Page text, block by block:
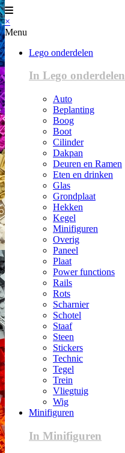
×
Menu
Lego onderdelen
In Lego onderdelen
Auto
Beplanting
Boog
Boot
Cilinder
Dakpan
Deuren en Ramen
Eten en drinken
Glas
Grondplaat
Hekken
Kegel
Minifiguren
Overig
Paneel
Plaat
Power functions
Rails
Rots
Scharnier
Schotel
Staaf
Steen
Stickers
Technic
Tegel
Trein
Vliegtuig
Wig
Minifiguren
In Minifiguren